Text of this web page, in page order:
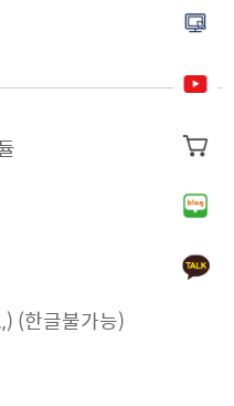
(한글불가능)